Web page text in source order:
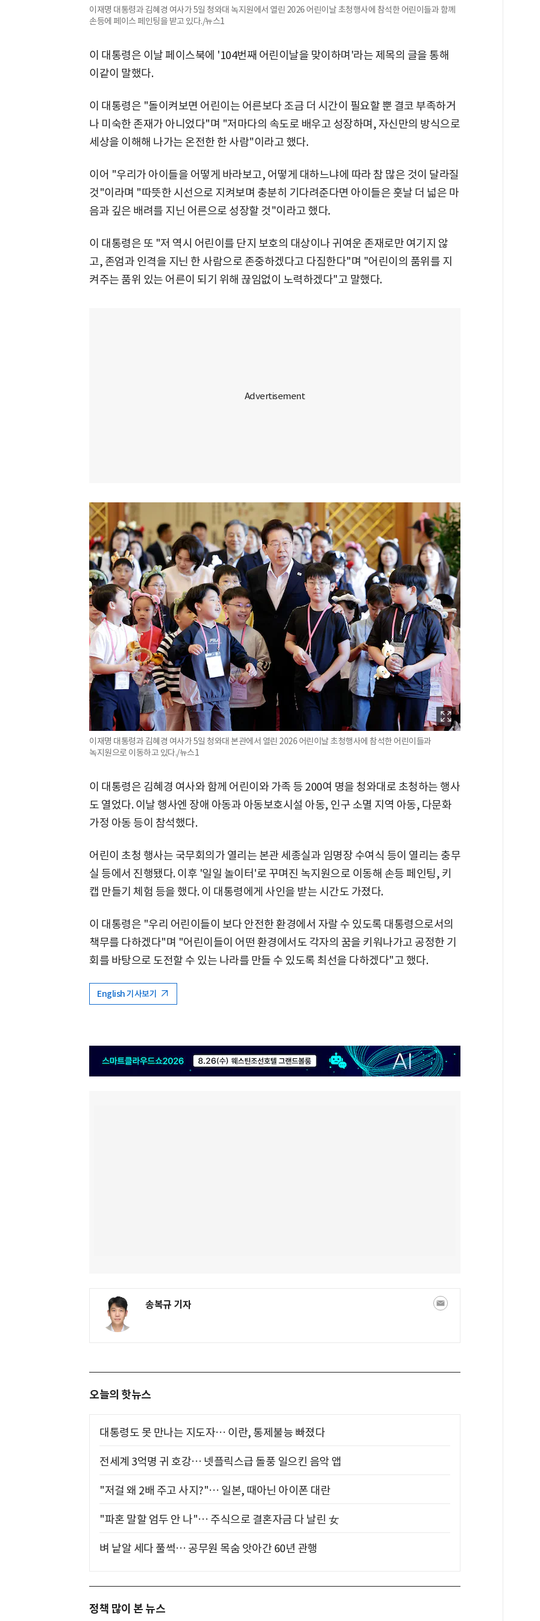
이재명 대통령과 김혜경 여사가 5일 청와대 녹지원에서 열린 2026 어린이날 초청행사에 참석한 어린이들과 함께
손등에 페이스 페인팅을 받고 있다./뉴스1
이 대통령은 이날 페이스북에 '104번째 어린이날을 맞이하며'라는 제목의 글을 통해
이같이 말했다.
이 대통령은 "돌이켜보면 어린이는 어른보다 조금 더 시간이 필요할 뿐 결코 부족하거
나 미숙한 존재가 아니었다"며 "저마다의 속도로 배우고 성장하며, 자신만의 방식으로
세상을 이해해 나가는 온전한 한 사람"이라고 했다.
이어 "우리가 아이들을 어떻게 바라보고, 어떻게 대하느냐에 따라 참 많은 것이 달라질
것"이라며 "따뜻한 시선으로 지켜보며 충분히 기다려준다면 아이들은 훗날 더 넓은 마
음과 깊은 배려를 지닌 어른으로 성장할 것"이라고 했다.
이 대통령은 또 "저 역시 어린이를 단지 보호의 대상이나 귀여운 존재로만 여기지 않
고, 존엄과 인격을 지닌 한 사람으로 존중하겠다고 다짐한다"며 "어린이의 품위를 지
켜주는 품위 있는 어른이 되기 위해 끊임없이 노력하겠다"고 말했다.
이재명 대통령과 김혜경 여사가 5일 청와대 본관에서 열린 2026 어린이날 초청행사에 참석한 어린이들과
녹지원으로 이동하고 있다./뉴스1
이 대통령은 김혜경 여사와 함께 어린이와 가족 등 200여 명을 청와대로 초청하는 행사
도 열었다. 이날 행사엔 장애 아동과 아동보호시설 아동, 인구 소멸 지역 아동, 다문화
가정 아동 등이 참석했다.
어린이 초청 행사는 국무회의가 열리는 본관 세종실과 임명장 수여식 등이 열리는 충무
실 등에서 진행됐다. 이후 '일일 놀이터'로 꾸며진 녹지원으로 이동해 손등 페인팅, 키
캡 만들기 체험 등을 했다. 이 대통령에게 사인을 받는 시간도 가졌다.
이 대통령은 "우리 어린이들이 보다 안전한 환경에서 자랄 수 있도록 대통령으로서의
책무를 다하겠다"며 "어린이들이 어떤 환경에서도 각자의 꿈을 키워나가고 공정한 기
회를 바탕으로 도전할 수 있는 나라를 만들 수 있도록 최선을 다하겠다"고 했다.
English 기사보기
송복규 기자
오늘의 핫뉴스
대통령도 못 만나는 지도자… 이란, 통제불능 빠졌다
전세계 3억명 귀 호강… 넷플릭스급 돌풍 일으킨 음악 앱
"저걸 왜 2배 주고 사지?"… 일본, 때아닌 아이폰 대란
"파혼 말할 엄두 안 나"… 주식으로 결혼자금 다 날린 女
벼 낱알 세다 풀썩… 공무원 목숨 앗아간 60년 관행
정책 많이 본 뉴스